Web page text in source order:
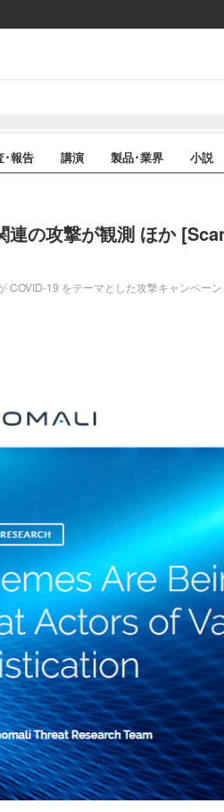
･報告 講演 製品･業界 小説
連の攻撃が観測 ほか
19 をテーマとした攻撃キャンペー